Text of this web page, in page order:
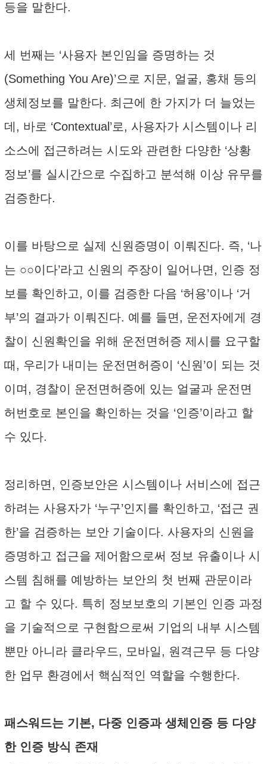
등을 말한다.
세 번째는 ‘사용자 본인임을 증명하는 것
(Something You Are)’으로 지문, 얼굴, 홍채 등의
생체정보를 말한다. 최근에 한 가지가 더 늘었는
데, 바로 ‘Contextual’로, 사용자가 시스템이나 리
소스에 접근하려는 시도와 관련한 다양한 ‘상황
정보’를 실시간으로 수집하고 분석해 이상 유무를
검증한다.
이를 바탕으로 실제 신원증명이 이뤄진다. 즉, ‘나
는 ○○이다’라고 신원의 주장이 일어나면, 인증 정
보를 확인하고, 이를 검증한 다음 ‘허용’이나 ‘거
부’의 결과가 이뤄진다. 예를 들면, 운전자에게 경
찰이 신원확인을 위해 운전면허증 제시를 요구할
때, 우리가 내미는 운전면허증이 ‘신원’이 되는 것
이며, 경찰이 운전면허증에 있는 얼굴과 운전면
허번호로 본인을 확인하는 것을 ‘인증’이라고 할
수 있다.
정리하면, 인증보안은 시스템이나 서비스에 접근
하려는 사용자가 ‘누구’인지를 확인하고, ‘접근 권
한’을 검증하는 보안 기술이다. 사용자의 신원을
증명하고 접근을 제어함으로써 정보 유출이나 시
스템 침해를 예방하는 보안의 첫 번째 관문이라
고 할 수 있다. 특히 정보보호의 기본인 인증 과정
을 기술적으로 구현함으로써 기업의 내부 시스템
뿐만 아니라 클라우드, 모바일, 원격근무 등 다양
한 업무 환경에서 핵심적인 역할을 수행한다.
패스워드는 기본, 다중 인증과 생체인증 등 다양
한 인증 방식 존재